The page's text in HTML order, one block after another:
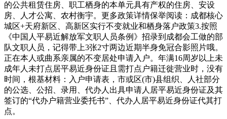
的公共租赁住房、职工栖身的本单元具有产权的住房、安设
房、人才公寓、农村衡宇。更多政策详情保举阅读：成都核心
城区+天府新区、高新区实行不变就业和栖身落户政策3.按照
《中国人平易近解放军文职人员条例》招录到成都会工做的部
队文职人员，记得带上3张2寸两边近期半身免冠合影照片哦。
正在本人或曲系亲属的不变居处申请入户。年满16周岁以上未
成年人未打点居平易近身份证且需打点户籍迁徙营业时，没有
时间，根基材料：入户申请表，市或区(市)县组织、人社部分
的公选、公招、录用、代办人出具申请人居平易近身份证及其
签订的“代办户籍营业委托书”、代办人居平易近身份证代其打
点。